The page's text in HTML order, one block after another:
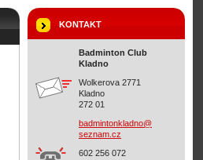
KONTAKT
Badminton Club
Kladno
Wolkerova 2771
Kladno
272 01
badmintonkladno@
seznam.cz
602 256 072